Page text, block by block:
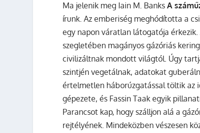
Ma jelenik meg Iain M. BanksA
írunk. Az emberiség meghódította a
egy napon váratlan látogatója
szegletében magányos gázóriás
civilizáltnak mondott világtól. Úgy
szintjén vegetálnak, adatokat
értelmetlen háborúzgatással töltik az
gépezete, és Fassin Taak egyik
Parancsot kap, hogy szálljon alá a
rejtélyének. Mindeközben vészesen